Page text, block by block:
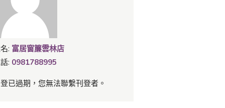
: 富居窗簾雲林店
: 0981788995
已過期，您無法聯繫刊登者。